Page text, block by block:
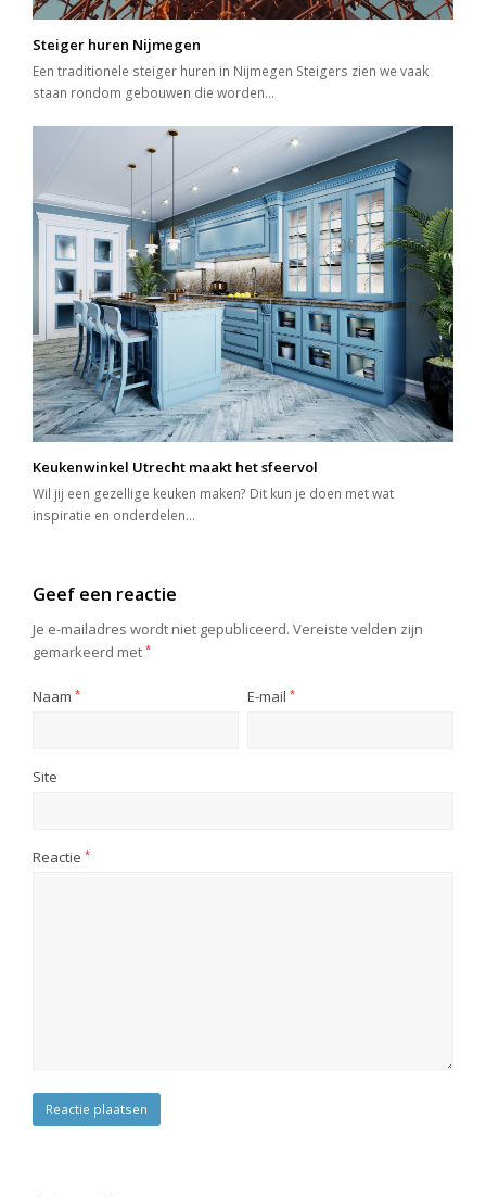
Steiger huren Nijmegen
Een traditionele steiger huren in Nijmegen Steigers zien we vaak
staan rondom gebouwen die worden…
Keukenwinkel Utrecht maakt het sfeervol
Wil jij een gezellige keuken maken? Dit kun je doen met wat
inspiratie en onderdelen…
Geef een reactie
Je e-mailadres wordt niet gepubliceerd. Vereiste velden zijn
gemarkeerd met *
Naam * E-mail *
Site
Reactie *